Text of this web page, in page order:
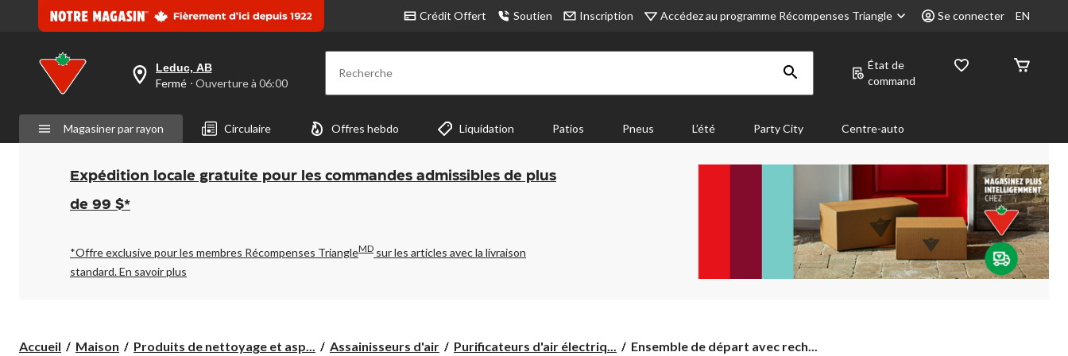
Crédit Offert Soutien Inscription Accédez au programme Récompenses Triangle Se connecter EN
votre
est
Leduc,
AB,
Fermé,
Ouverture
à
pour
changer
Leduc, AB
Fermé ⋅ Ouverture à 06:00 Recherche
État de
command
Magasiner par rayon Circulaire Offres hebdo Liquidation Patios Pneus L’été Party City Centre-auto
Expédition locale gratuite pour les commandes admissibles de plus
de 99 $*
*Offre exclusive pour les membres Récompenses TriangleMD sur les articles avec la livraison
standard.En savoir plus
Accueil Maison Produits de nettoyage et asp... Assainisseurs d'air Purificateurs d'air électriq...
Ensemble
Ensemble de départ avec rech...